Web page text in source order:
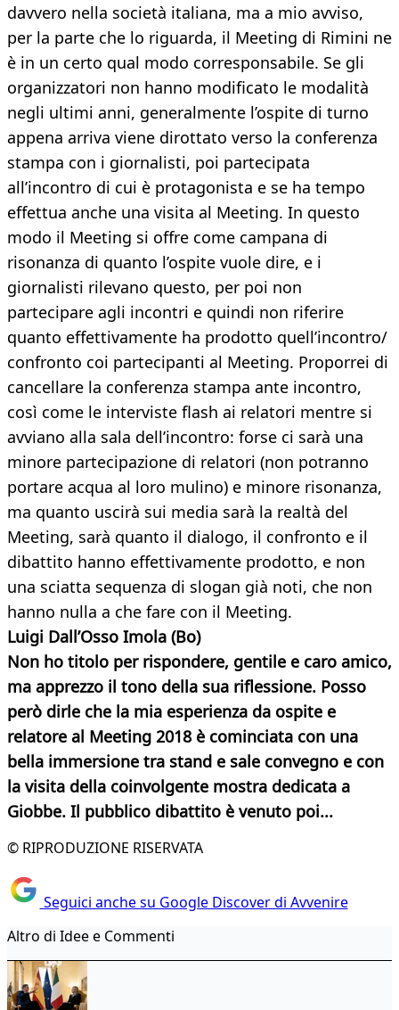
davvero nella società italiana, ma a mio avviso,
per la parte che lo riguarda, il Meeting di Rimini ne
è in un certo qual modo corresponsabile. Se gli
organizzatori non hanno modificato le modalità
negli ultimi anni, generalmente l’ospite di turno
appena arriva viene dirottato verso la conferenza
stampa con i giornalisti, poi partecipata
all’incontro di cui è protagonista e se ha tempo
effettua anche una visita al Meeting. In questo
modo il Meeting si offre come campana di
risonanza di quanto l’ospite vuole dire, e i
giornalisti rilevano questo, per poi non
partecipare agli incontri e quindi non riferire
quanto effettivamente ha prodotto quell’incontro/
confronto coi partecipanti al Meeting. Proporrei di
cancellare la conferenza stampa ante incontro,
così come le interviste flash ai relatori mentre si
avviano alla sala dell’incontro: forse ci sarà una
minore partecipazione di relatori (non potranno
portare acqua al loro mulino) e minore risonanza,
ma quanto uscirà sui media sarà la realtà del
Meeting, sarà quanto il dialogo, il confronto e il
dibattito hanno effettivamente prodotto, e non
una sciatta sequenza di slogan già noti, che non
hanno nulla a che fare con il Meeting.
Luigi Dall’Osso Imola (Bo)
Non ho titolo per rispondere, gentile e caro amico,
ma apprezzo il tono della sua riflessione. Posso
però dirle che la mia esperienza da ospite e
relatore al Meeting 2018 è cominciata con una
bella immersione tra stand e sale convegno e con
la visita della coinvolgente mostra dedicata a
Giobbe. Il pubblico dibattito è venuto poi...
© RIPRODUZIONE RISERVATA
Seguici anche su Google Discover di Avvenire
Altro di Idee e Commenti